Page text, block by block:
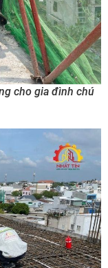
cho gia đình chú